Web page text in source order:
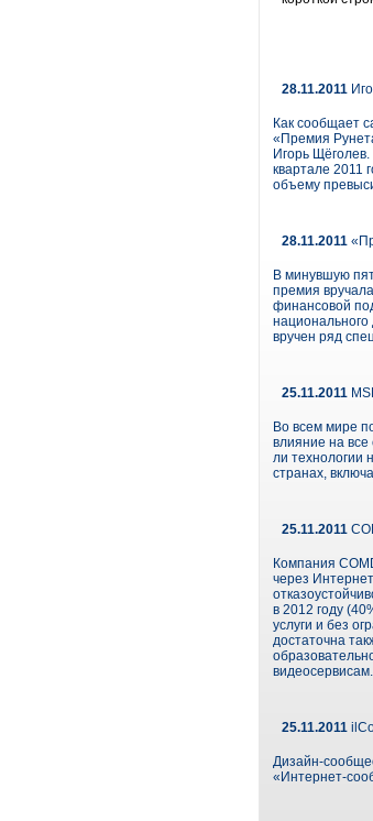
28.11.2011
Как сообщает
«Премия
Игорь
квартале 2011
объему
28.11.2011
В минувшую
премия
финансовой
вручен ряд
25.11.2011
Во всем мире
влияние на
ли технологии
странах,
25.11.2011
Компания
через
в 2012 году
услуги и без
достаточна
видеосервисам.
25.11.2011
Дизайн-
«Интернет-